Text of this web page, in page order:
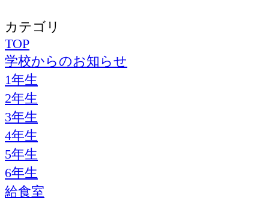
カテゴリ
TOP
学校からのお知らせ
1年生
2年生
3年生
4年生
5年生
6年生
給食室